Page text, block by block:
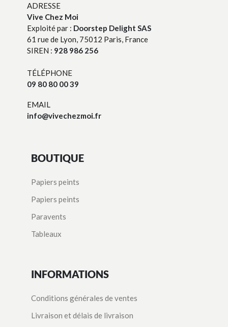
ADRESSE
Vive Chez Moi
Exploité par : Doorstep Delight SAS
61 rue de Lyon, 75012 Paris, France
SIREN : 928 986 256
TÉLÉPHONE
09 80 80 00 39
EMAIL
info@vivechezmoi.fr
BOUTIQUE
Papiers peints
Papiers peints
Paravents
Tableaux
INFORMATIONS
Conditions générales de ventes
Livraison et délais de livraison